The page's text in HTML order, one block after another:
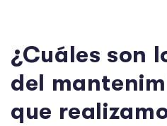
¿Cuáles son
del
que